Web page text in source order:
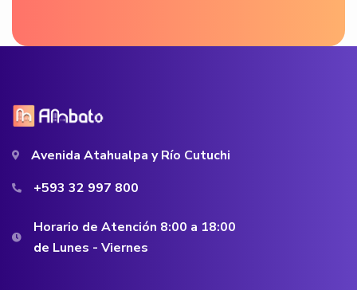
Avenida Atahualpa y Río Cutuchi
+593 32 997 800
Horario de Atención 8:00 a 18:00
de Lunes - Viernes